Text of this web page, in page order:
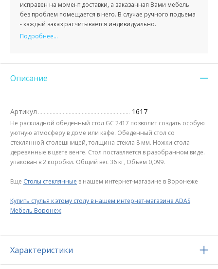
исправен на момент доставки, а заказанная Вами мебель
без проблем помещается в него. В случае ручного подъема
- каждый заказ расчитывается индивидуально.
Подробнее...
Описание
Артикул 1617
Не раскладной обеденный стол GC 2417 позволит создать особую
уютную атмосферу в доме или кафе. Обеденный стол со
стеклянной столешницей, толщина стекла 8 мм. Ножки стола
деревянные в цвете венге. Стол поставляется в разобранном виде.
упакован в 2 коробки. Общий вес 36 кг, Объем 0,099.
Еще Столы стеклянные в нашем интернет-магазине в Воронеже
Купить стулья к этому столу в нашем интернет-магазине ADAS
Мебель Воронеж
Характеристики